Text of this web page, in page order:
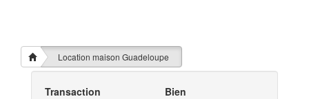
Location maison Guadeloupe
Transaction
Bien